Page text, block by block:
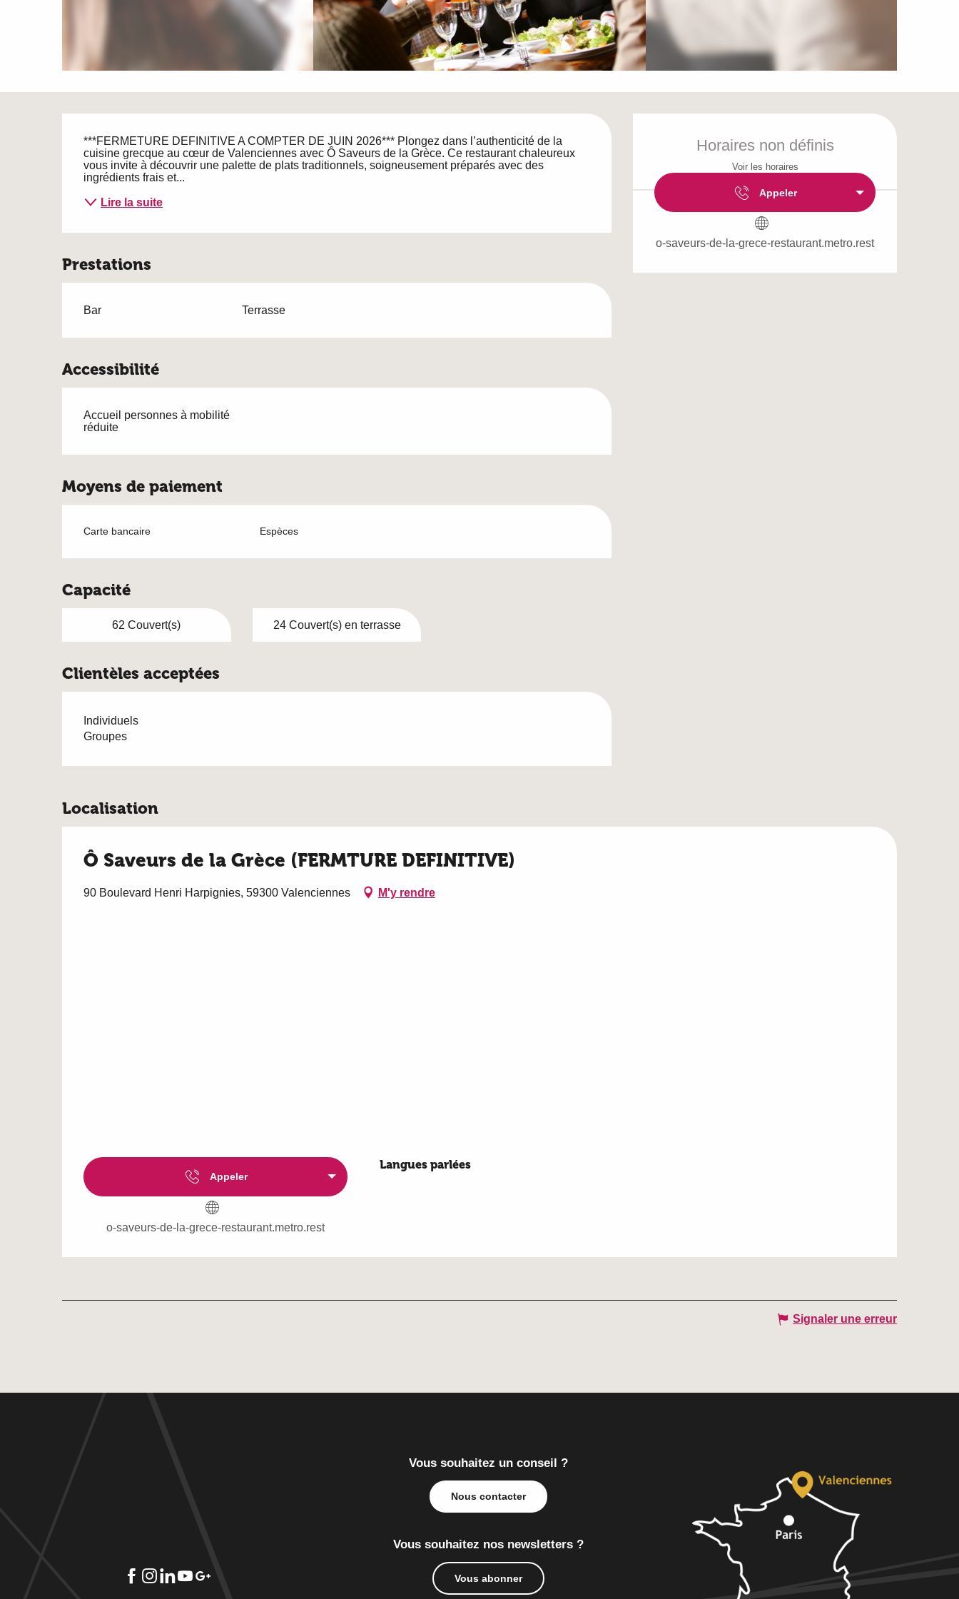
Ouverture et
Horaires non définis
Voir les horaires
Appeler
o-saveurs-de-la-grece-restaurant.metro.rest
Description
***FERMETURE DEFINITIVE A COMPTER DE JUIN 2026*** Plongez dans l’authenticité de la
cuisine grecque au cœur de Valenciennes avec Ô Saveurs de la Grèce. Ce restaurant chaleureux
vous invite à découvrir une palette de plats traditionnels, soigneusement préparés avec des
ingrédients frais et...
Lire la suite
Prestations
Bar Terrasse
Accessibilité
Accueil personnes à mobilité
réduite
Moyens de paiement
Carte bancaire Espèces
Capacité
62 Couvert(s) 24 Couvert(s) en terrasse
Clientèles acceptées
Individuels
Groupes
Localisation
Ô Saveurs de la Grèce (FERMTURE DEFINITIVE)
90 Boulevard Henri Harpignies, 59300 Valenciennes M'y rendre
Appeler
o-saveurs-de-la-grece-restaurant.metro.rest
Langues parlées
Langues parlées
Signaler une erreur
Vous souhaitez un conseil ?
Nous contacter
Vous souhaitez nos newsletters ?
Vous abonner